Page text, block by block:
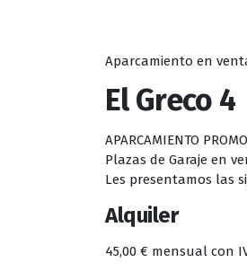
Aparcamiento en
El Greco 4
APARCAMIENTO
Plazas de Garaje en
Les presentamos las
Alquiler
45,00 € mensual con